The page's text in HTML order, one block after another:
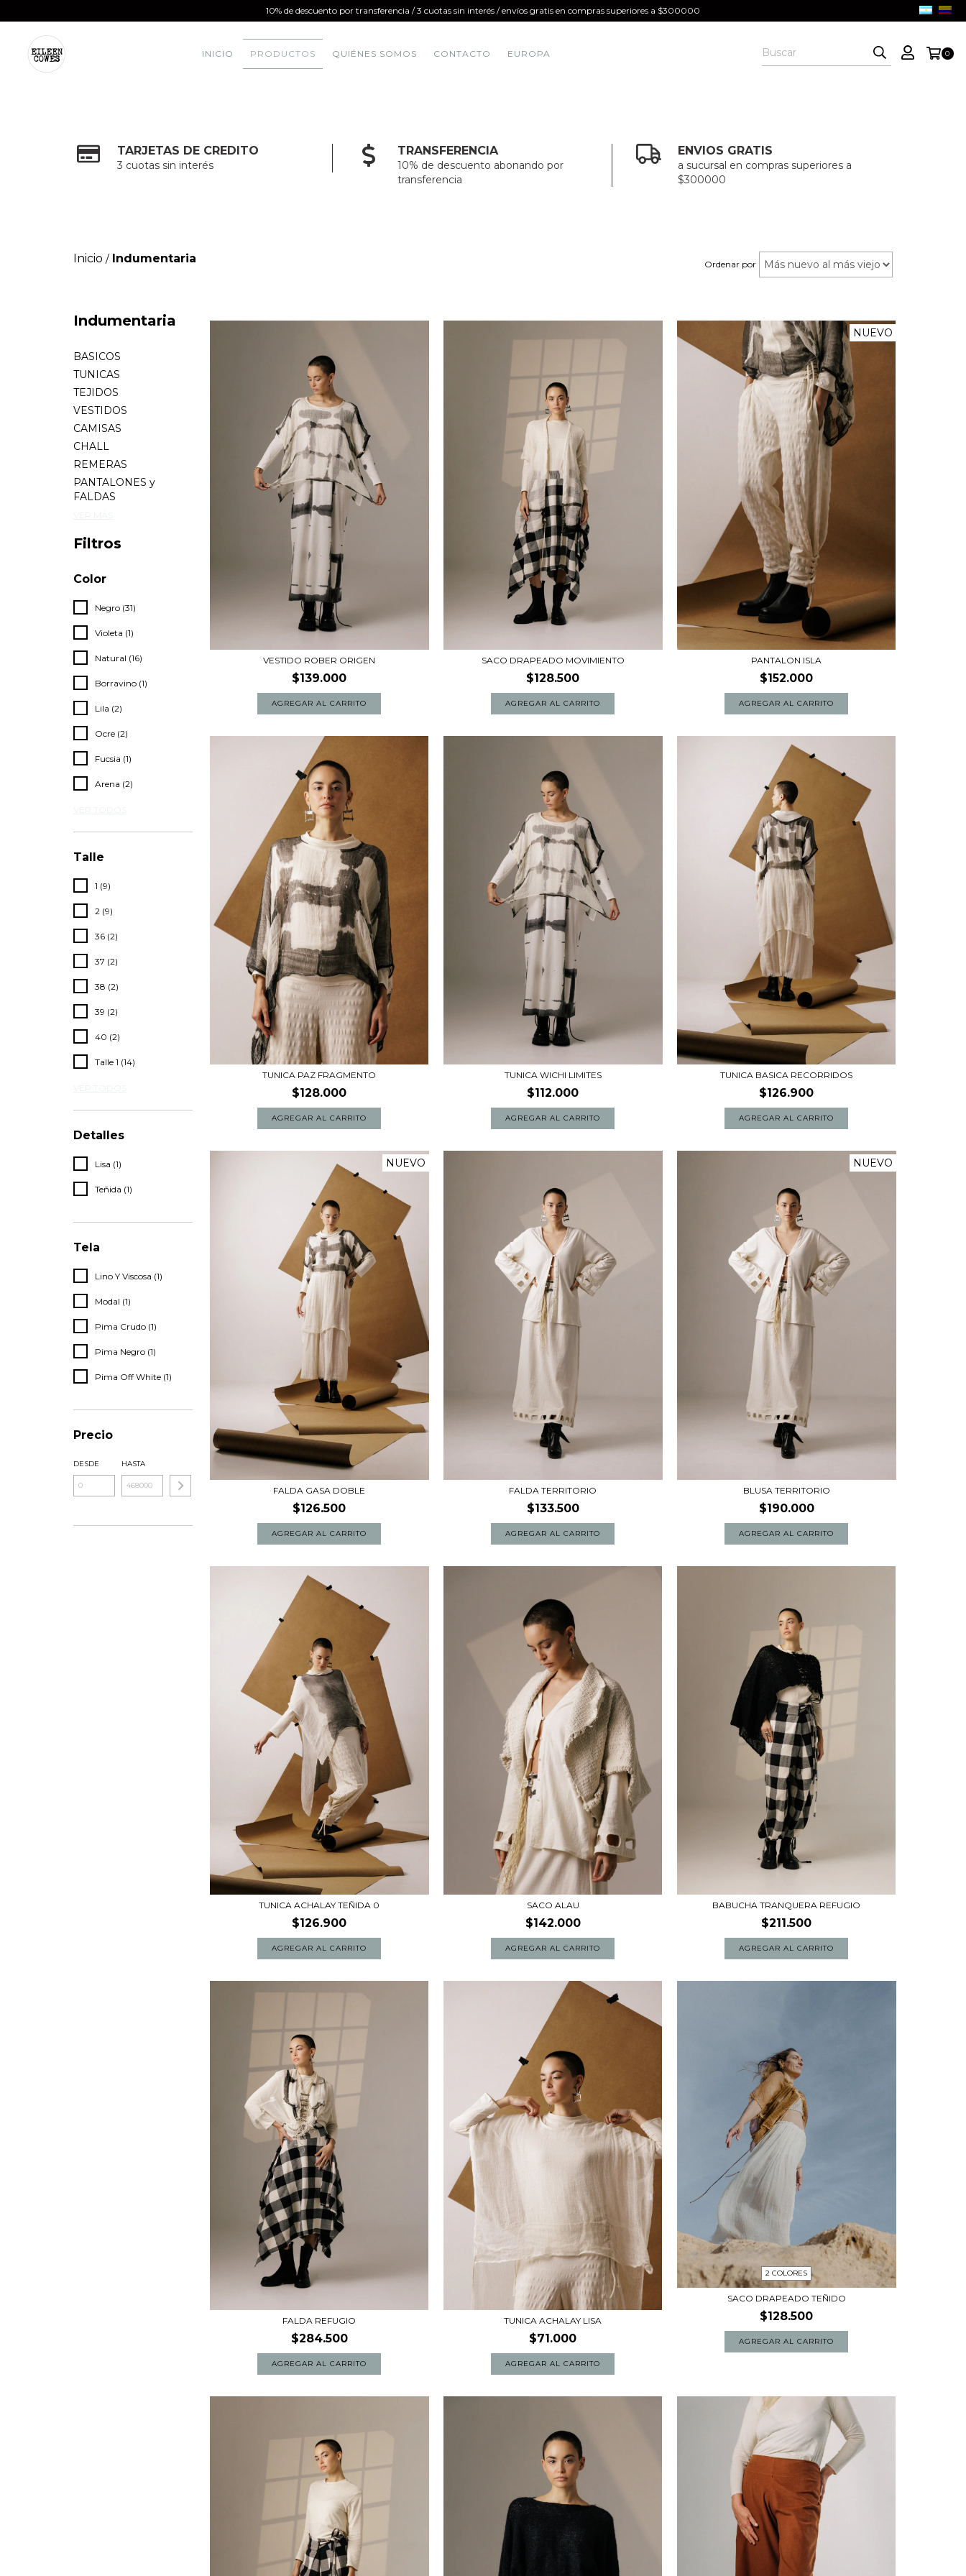
10% de descuento por transferencia / 3 cuotas sin interés / envíos gratis en compras superiores a $300000
INICIO PRODUCTOS QUIÉNES SOMOS CONTACTO EUROPA 0
TARJETAS DE CREDITO
3 cuotas sin interés
TRANSFERENCIA
10% de descuento abonando por
transferencia
ENVIOS GRATIS
a sucursal en compras superiores a
$300000
Inicio / Indumentaria Ordenar por
Indumentaria
BASICOS
TUNICAS
TEJIDOS
VESTIDOS
CAMISAS
CHALL
REMERAS
PANTALONES y
FALDAS
Filtros
Color
Negro (31)
Violeta (1)
Natural (16)
Borravino (1)
Lila (2)
Ocre (2)
Fucsia (1)
Arena (2)
Talle
1 (9)
2 (9)
36 (2)
37 (2)
38 (2)
39 (2)
40 (2)
Talle 1 (14)
Detalles
Lisa (1)
Teñida (1)
Tela
Lino Y Viscosa (1)
Modal (1)
Pima Crudo (1)
Pima Negro (1)
Pima Off White (1)
Precio
DESDE HASTA
VESTIDO ROBER ORIGEN
$139.000
AGREGAR AL CARRITO
SACO DRAPEADO MOVIMIENTO
$128.500
NUEVO
PANTALON ISLA
$152.000
AGREGAR AL CARRITO
TUNICA PAZ FRAGMENTO
$128.000
TUNICA WICHI LIMITES
$112.000
TUNICA BASICA RECORRIDOS
$126.900
NUEVO
FALDA GASA DOBLE
$126.500
FALDA TERRITORIO
$133.500
AGREGAR AL CARRITO
NUEVO
BLUSA TERRITORIO
$190.000
AGREGAR AL CARRITO
TUNICA ACHALAY TEÑIDA 0
$126.900
SACO ALAU
$142.000
BABUCHA TRANQUERA REFUGIO
$211.500
FALDA REFUGIO
$284.500
TUNICA ACHALAY LISA
$71.000
2 COLORES
SACO DRAPEADO TEÑIDO
$128.500
AGREGAR AL CARRITO